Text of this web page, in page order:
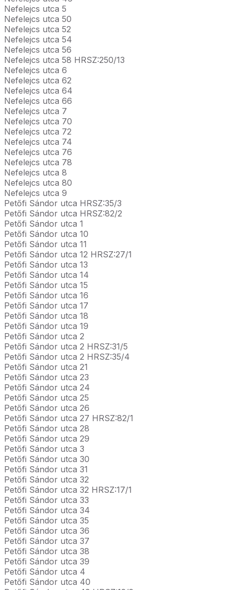
Nefelejcs utca 5
Nefelejcs utca 50
Nefelejcs utca 52
Nefelejcs utca 54
Nefelejcs utca 56
Nefelejcs utca 58 HRSZ:250/13
Nefelejcs utca 6
Nefelejcs utca 62
Nefelejcs utca 64
Nefelejcs utca 66
Nefelejcs utca 7
Nefelejcs utca 70
Nefelejcs utca 72
Nefelejcs utca 74
Nefelejcs utca 76
Nefelejcs utca 78
Nefelejcs utca 8
Nefelejcs utca 80
Nefelejcs utca 9
Petőfi Sándor utca HRSZ:35/3
Petőfi Sándor utca HRSZ:82/2
Petőfi Sándor utca 1
Petőfi Sándor utca 10
Petőfi Sándor utca 11
Petőfi Sándor utca 12 HRSZ:27/1
Petőfi Sándor utca 13
Petőfi Sándor utca 14
Petőfi Sándor utca 15
Petőfi Sándor utca 16
Petőfi Sándor utca 17
Petőfi Sándor utca 18
Petőfi Sándor utca 19
Petőfi Sándor utca 2
Petőfi Sándor utca 2 HRSZ:31/5
Petőfi Sándor utca 2 HRSZ:35/4
Petőfi Sándor utca 21
Petőfi Sándor utca 23
Petőfi Sándor utca 24
Petőfi Sándor utca 25
Petőfi Sándor utca 26
Petőfi Sándor utca 27 HRSZ:82/1
Petőfi Sándor utca 28
Petőfi Sándor utca 29
Petőfi Sándor utca 3
Petőfi Sándor utca 30
Petőfi Sándor utca 31
Petőfi Sándor utca 32
Petőfi Sándor utca 32 HRSZ:17/1
Petőfi Sándor utca 33
Petőfi Sándor utca 34
Petőfi Sándor utca 35
Petőfi Sándor utca 36
Petőfi Sándor utca 37
Petőfi Sándor utca 38
Petőfi Sándor utca 39
Petőfi Sándor utca 4
Petőfi Sándor utca 40